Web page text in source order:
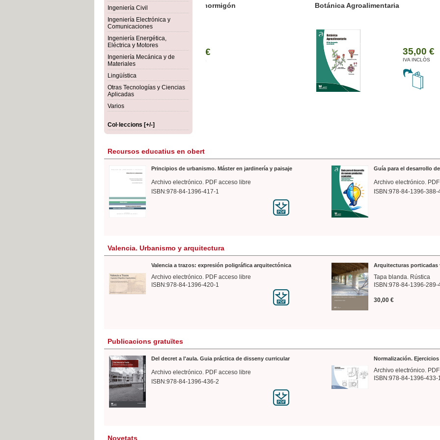
Ingeniería Civil
Ingeniería Electrónica y
Comunicaciones
Ingeniería Energética,
Eléctrica y Motores
Ingeniería Mecánica y de
Materiales
Lingüística
Otras Tecnologías y Ciencias
Aplicadas
Varios
Col·leccions [+/-]
Botánica Agroalimentaria
35,00 €
Valencia a trazos:
Recursos educatius en obert
Principios de urbanismo. Máster en jardinería y paisaje
Archivo electrónico. PDF acceso libre
ISBN:978-84-1396-417-1
Guía para el desarrollo
Archivo electrónico.
ISBN:978-84-1396-388-
Valencia. Urbanismo y arquitectura
Valencia a trazos: expresión poligráfica arquitectónica
Archivo electrónico. PDF acceso libre
ISBN:978-84-1396-420-1
Arquitecturas porticadas
Tapa blanda. Rústica
ISBN:978-84-1396-289-
30,00 €
Publicacions gratuïtes
Del decret a l'aula. Guia práctica de disseny curricular
Archivo electrónico. PDF acceso libre
ISBN:978-84-1396-436-2
Normalización.
Archivo electrónico.
ISBN:978-84-1396-433-
Novetats